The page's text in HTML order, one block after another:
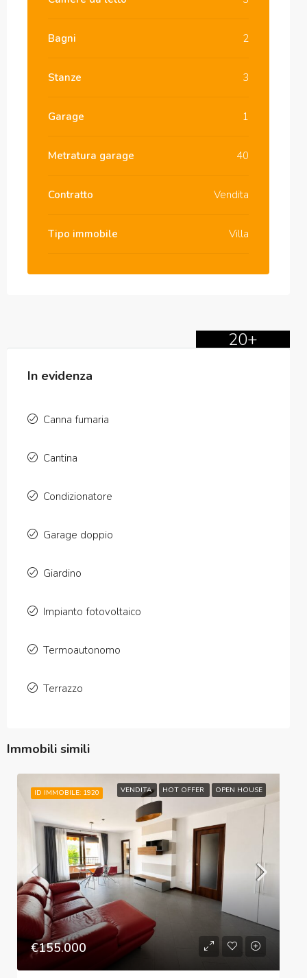
Bagni 2
Stanze 3
Garage 1
Metratura garage 40
Contratto Vendita
Tipo immobile Villa
20+
In evidenza
Canna fumaria
Cantina
Condizionatore
Garage doppio
Giardino
Impianto fotovoltaico
Termoautonomo
Terrazzo
Immobili simili
ID IMMOBILE: 1920 VENDITA HOT OFFER OPEN HOUSE
€155.000